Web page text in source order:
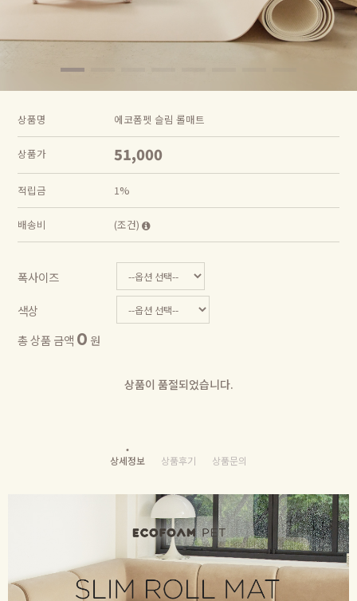
상품명 에코폼펫 슬림 롤매트
상품가 51,000
적립금 1%
배송비 (조건)
폭사이즈
색상
총 상품 금액 0 원
상품이 품절되었습니다.
상세정보 상품후기 상품문의